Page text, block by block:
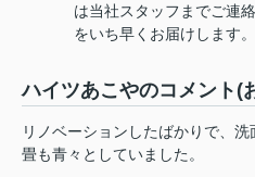
は当社スタッフまでご連
をいち早くお届けします。
ハイツあこやのコメント(
リノベーションしたばかりで、洗
畳も青々としていました。